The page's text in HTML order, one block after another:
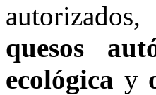
quesos
ecológica y